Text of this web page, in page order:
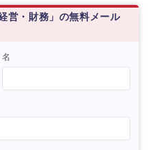
営・財務」の無料メール
名